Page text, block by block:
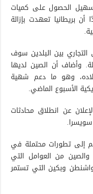
الحصول على كميات
أن بريطانيا تعهدت بإزالة
التجاري بين البلدين سوف
وأضاف أن الصين لديها
وهو ما دعم شهية
الأسبوع الماضي.
عن انطلاق محادثات
سويسرا.
إلى تطورات محتملة في
والصين من العوامل التي
واشنطن وبكين التي تستمر